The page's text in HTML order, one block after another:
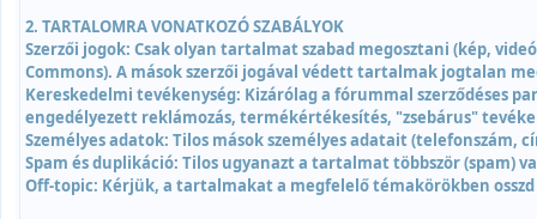
2. TARTALOMRA VONATKOZÓ SZABÁLYOK
Szerzői jogok: Csak olyan tartalmat szabad megosztani (kép,
Commons). A mások szerzői jogával védett tartalmak jogtalan
Kereskedelmi tevékenység: Kizárólag a fórummal
engedélyezett reklámozás, termékértékesítés, "zsebárus"
Személyes adatok: Tilos mások személyes adatait (telefonszám,
Spam és duplikáció: Tilos ugyanazt a tartalmat többször (spam)
Off-topic: Kérjük, a tartalmakat a megfelelő témakörökben